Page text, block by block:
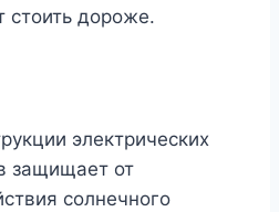
стоить дороже.
электрических
защищает от
солнечного